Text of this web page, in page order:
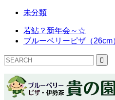
未分類
若鮎？新年会～☆
ブルーベリーピザ（26cm